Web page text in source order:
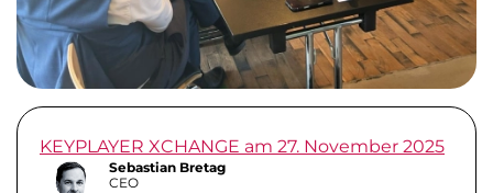
KEYPLAYER XCHANGE am 27. November 2025
Sebastian Bretag
CEO